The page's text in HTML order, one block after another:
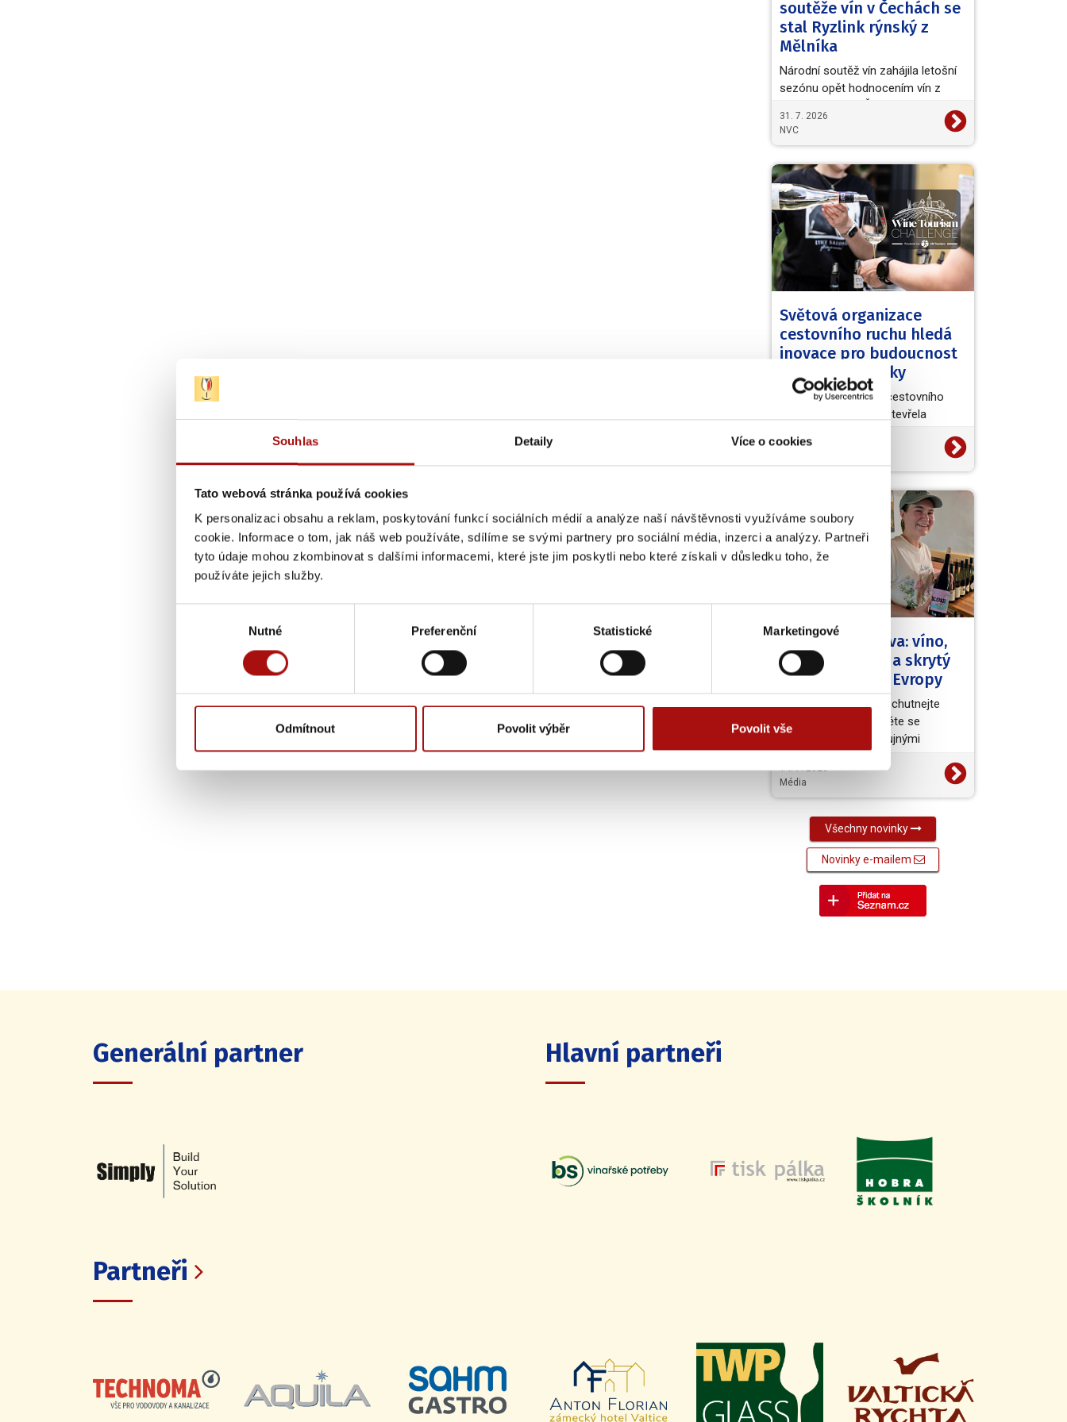
Souhlas Detaily Více o cookies
Tato webová stránka používá cookies
K personalizaci obsahu a reklam, poskytování funkcí sociálních médií a analýze naší návštěvnosti využíváme soubory
cookie. Informace o tom, jak náš web používáte, sdílíme se svými partnery pro sociální média, inzerci a analýzy. Partneři
tyto údaje mohou zkombinovat s dalšími informacemi, které jste jim poskytli nebo které získali v důsledku toho, že
používáte jejich služby.
Nutné Preferenční Statistické Marketingové
Odmítnout Povolit výběr Povolit vše
soutěže vín v Čechách se
stal Ryzlink rýnský z
Mělníka
Národní soutěž vín zahájila letošní
sezónu opět hodnocením vín z
Šampiona a zároveň…
31. 7. 2026
NVC
Světová organizace
cestovního ruchu hledá
inovace pro budoucnost
vinařské turistiky
Světová organizace cestovního
ruchu (UN Tourism) otevřela
Tourism Innovation Challenge,…
20. 7. 2026
Kouzelná Morava: víno,
barokní zámky a skrytý
poklad střední Evropy
Užijte si skvělá vína, ochutnejte
vynikající jídlo a projděte se
barokními zámky s bujnými
14. 7. 2026
Média
Všechny novinky
Novinky e-mailem
Generální partner Hlavní partneři
Partneři